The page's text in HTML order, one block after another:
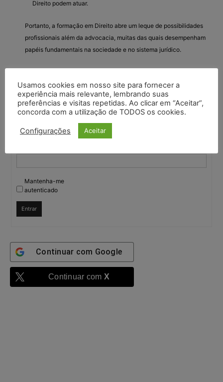
Direito podem atuar.
Portanto, a formação em Direito abre um leque de possibilidades
profissionais além da advocacia, muitas das quais desempenham
papéis fundamentais na sociedade e no sistema jurídico.
Você deve fazer login para responder a este tópico.
Nome de usuário:
Mantenha-me
autenticado
Entrar
Continuar com Google
Continuar com X
Usamos cookies em nosso site para fornecer a
experiência mais relevante, lembrando suas
preferências e visitas repetidas. Ao clicar em “Aceitar”,
concorda com a utilização de TODOS os cookies.
Configurações Aceitar